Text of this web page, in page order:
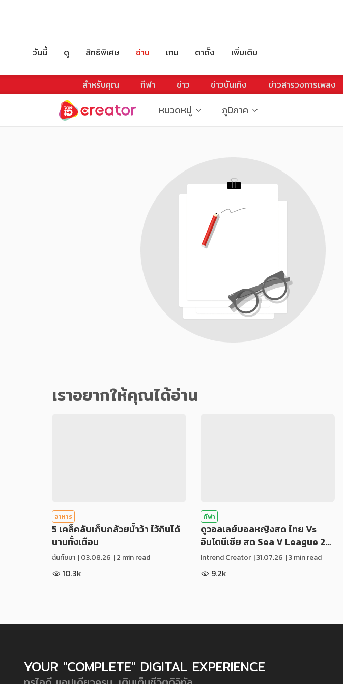
วันนี้ ดู สิทธิพิเศษ อ่าน เกม ตาตั้ง เพิ่มเติม
สำหรับคุณ กีฬา ข่าว ข่าวบันเทิง ข่าวสารวงการเพลง
หมวดหมู่ ภูมิภาค
เราอยากให้คุณได้อ่าน
อาหาร
5 เคล็คลับเก็บกล้วยน้ำว้า ไว้กินได้
นานทั้งเดือน
ฉันท์ชมา |03.08.26 | 2 min read
10.3k
กีฬา
ดูวอลเลย์บอลหญิงสด ไทย Vs
อินโดนีเซีย สด Sea V League 2…
Intrend Creator |31.07.26 | 3 min read
9.2k
YOUR "COMPLETE" DIGITAL EXPERIENCE